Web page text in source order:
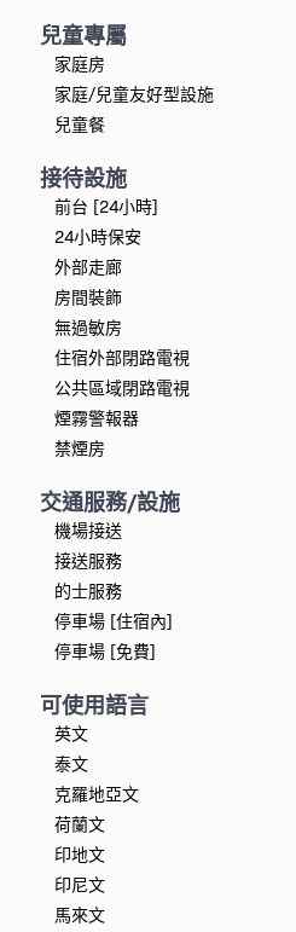
兒童專屬
家庭房
家庭/兒童友好型設施
兒童餐
接待設施
前台 [24小時]
24小時保安
外部走廊
房間裝飾
無過敏房
住宿外部閉路電視
公共區域閉路電視
煙霧警報器
禁煙房
交通服務/設施
機場接送
接送服務
的士服務
停車場 [住宿內]
停車場 [免費]
可使用語言
英文
泰文
克羅地亞文
荷蘭文
印地文
印尼文
馬來文